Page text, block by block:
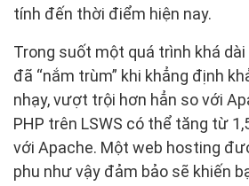
tính đến thời điểm hiện nay.
Trong suốt một quá trình khá
đã “nắm trùm” khi khẳng định
nhạy, vượt trội hơn hẳn so với
PHP trên LSWS có thể tăng từ
với Apache. Một web hosting
phu như vậy đảm bảo sẽ khiến